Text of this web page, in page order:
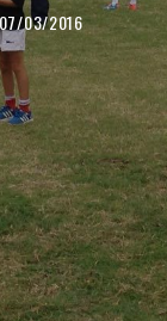
07/03/2016